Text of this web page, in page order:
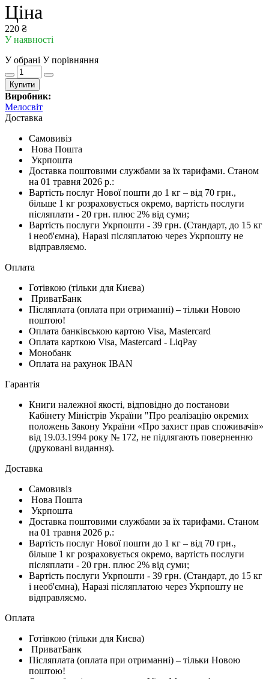
Ціна
220 ₴
У наявності
У обрані У порівняння
Купити
Виробник:
Мелосвіт
Доставка
Самовивіз
Нова Пошта
Укрпошта
Доставка поштовими службами за їх тарифами. Станом
на 01 травня 2026 р.:
Вартість послуг Нової пошти до 1 кг – від 70 грн.,
більше 1 кг розраховується окремо, вартість послуги
післяплати - 20 грн. плюс 2% від суми;
Вартість послуги Укрпошти - 39 грн. (Стандарт, до 15 кг
і необ'ємна), Наразі післяплатою через Укрпошту не
відправляємо.
Оплата
Готівкою (тільки для Києва)
ПриватБанк
Післяплата (оплата при отриманні) – тільки Новою
поштою!
Оплата банківською картою Visa, Mastercard
Оплата карткою Visa, Mastercard - LiqPay
Монобанк
Оплата на рахунок IBAN
Гарантiя
Книги належної якості, відповідно до постанови
Кабінету Міністрів України "Про реалізацію окремих
положень Закону України «Про захист прав споживачів»
від 19.03.1994 року № 172, не підлягають поверненню
(друковані видання).
Доставка
Самовивіз
Нова Пошта
Укрпошта
Доставка поштовими службами за їх тарифами. Станом
на 01 травня 2026 р.:
Вартість послуг Нової пошти до 1 кг – від 70 грн.,
більше 1 кг розраховується окремо, вартість послуги
післяплати - 20 грн. плюс 2% від суми;
Вартість послуги Укрпошти - 39 грн. (Стандарт, до 15 кг
і необ'ємна), Наразі післяплатою через Укрпошту не
відправляємо.
Оплата
Готівкою (тільки для Києва)
ПриватБанк
Післяплата (оплата при отриманні) – тільки Новою
поштою!